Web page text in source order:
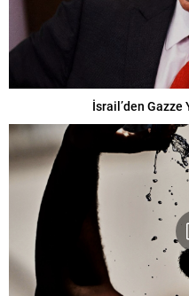
İsrail’den Gazze